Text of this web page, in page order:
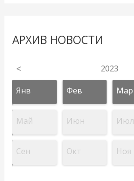
АРХИВ НОВОСТИ
< 2023
Янв Фев Мар
Май Июн Июл
Сен Окт Ноя